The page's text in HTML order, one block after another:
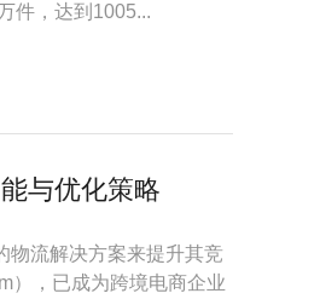
件，达到1005...
与优化策略
物流解决方案来提升其竞
），已成为跨境电商企业